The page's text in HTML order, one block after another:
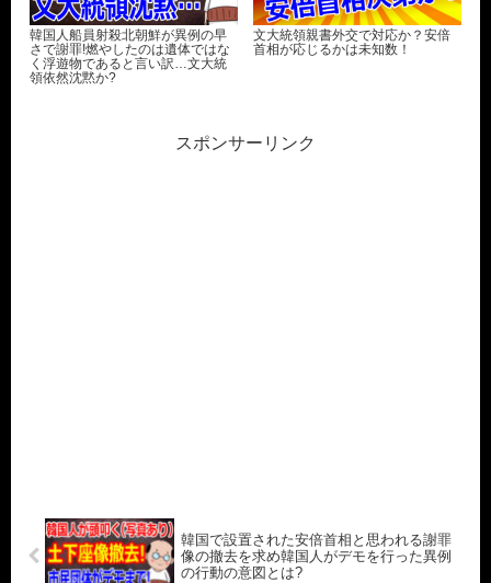
韓国人船員射殺北朝鮮が異例の早
さで謝罪!燃やしたのは遺体ではな
く浮遊物であると言い訳…文大統
領依然沈黙か?
文大統領親書外交で対応か？安倍
首相が応じるかは未知数！
スポンサーリンク
韓国で設置された安倍首相と思われる謝罪
像の撤去を求め韓国人がデモを行った異例
の行動の意図とは?